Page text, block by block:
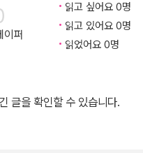
이퍼
읽고 싶어요 0명
읽고 있어요 0명
읽었어요 0명
글을 확인할 수 있습니다.